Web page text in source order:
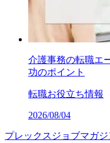
介護事務の転職エ
功のポイント
転職お役立ち情報
2026/08/04
プレックスジョブマガ